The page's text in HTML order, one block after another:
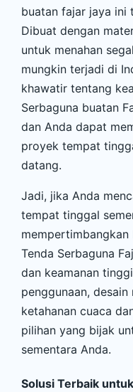
buatan fajar jaya ini
Dibuat dengan
untuk menahan
mungkin terjadi di
khawatir tentang
Serbaguna buatan
dan Anda dapat
proyek tempat
datang.
Jadi, jika Anda
tempat tinggal
Tenda Serbaguna
dan keamanan
penggunaan,
ketahanan cuaca
pilihan yang bijak
sementara Anda.
Solusi Terbaik